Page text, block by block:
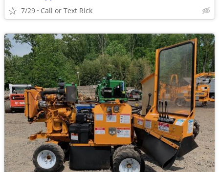
7/29 Call or Text Rick